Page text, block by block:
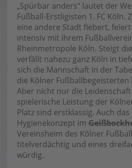
„Spürbar anders“ lautet der
Fußball-Erstligisten 1. FC Köln.
eine andere Stadt fiebert,
intensiv mit ihrem
Rheinmetropole Köln. Steigt
verfällt nahezu ganz Köln in
sich die Mannschaft in der
die Kölner
Aber nicht nur die
spielerische Leistung der
Platz sind erstklassig. Auch
Hygienekonzept im
Vereinsheim des Kölner
titelverdächtig und eines
würdig.